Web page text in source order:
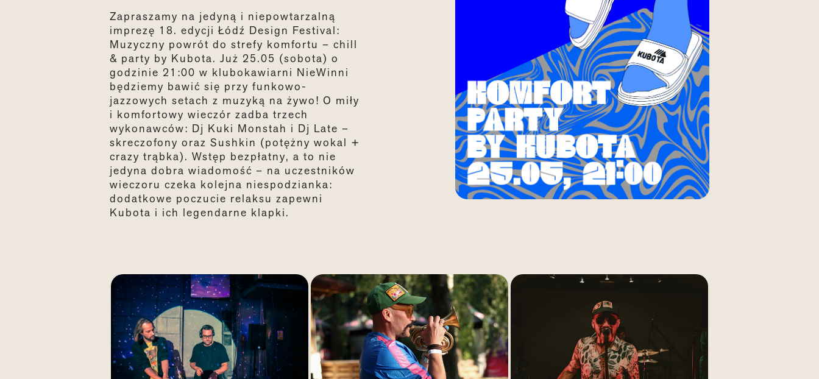
Zapraszamy na jedyną i niepowtarzalną
imprezę 18. edycji Łódź Design Festival:
Muzyczny powrót do strefy komfortu – chill
& party by Kubota. Już 25.05 (sobota) o
godzinie 21:00 w klubokawiarni NieWinni
będziemy bawić się przy funkowo-
jazzowych setach z muzyką na żywo! O miły
i komfortowy wieczór zadba trzech
wykonawców: Dj Kuki Monstah i Dj Late –
skreczofony oraz Sushkin (potężny wokal +
crazy trąbka). Wstęp bezpłatny, a to nie
jedyna dobra wiadomość – na uczestników
wieczoru czeka kolejna niespodzianka:
dodatkowe poczucie relaksu zapewni
Kubota i ich legendarne klapki.